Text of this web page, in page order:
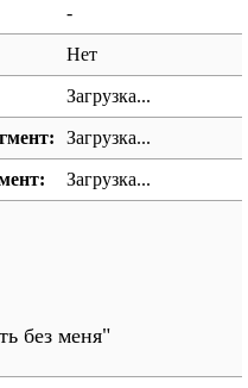
-
Нет
Загрузка...
Загрузка...
Загрузка...
без меня"